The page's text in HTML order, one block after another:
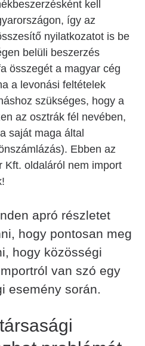
kell
így az
nyilatkozatot is be
belüli beszerzés
összegét a magyar cég
a levonási feltételek
szükséges, hogy a
az osztrák fél nevében,
saját maga által
Ebben az
Kft. oldaláról nem import
apró részletet
hogy pontosan meg
hogy közösségi
van szó egy
esemény során.